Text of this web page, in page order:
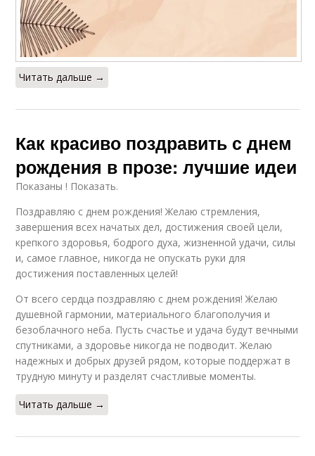
Читать дальше →
Как красиво поздравить с днем
рождения в прозе: лучшие идеи
Показаны ! Показать.
Поздравляю с днем рождения! Желаю стремления,
завершения всех начатых дел, достижения своей цели,
крепкого здоровья, бодрого духа, жизненной удачи, силы
и, самое главное, никогда не опускать руки для
достижения поставленных целей!
От всего сердца поздравляю с днем рождения! Желаю
душевной гармонии, материального благополучия и
безоблачного неба. Пусть счастье и удача будут вечными
спутниками, а здоровье никогда не подводит. Желаю
надежных и добрых друзей рядом, которые поддержат в
трудную минуту и разделят счастливые моменты.
Читать дальше →